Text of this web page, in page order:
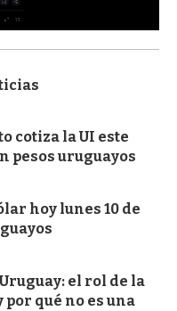
cotiza la UI este
pesos uruguayos
hoy lunes 10 de
el rol de la
qué no es una